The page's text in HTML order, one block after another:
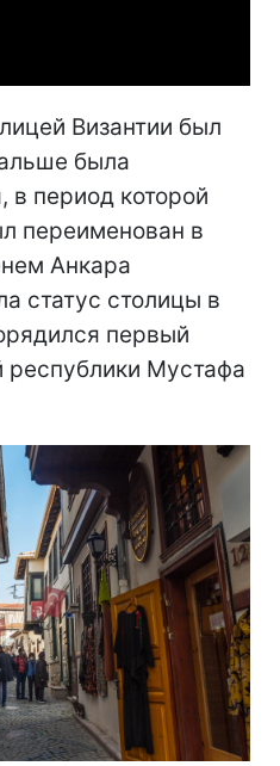
Византии был
была
период которой
переименован в
Анкара
статус столицы в
первый
республики Мустафа